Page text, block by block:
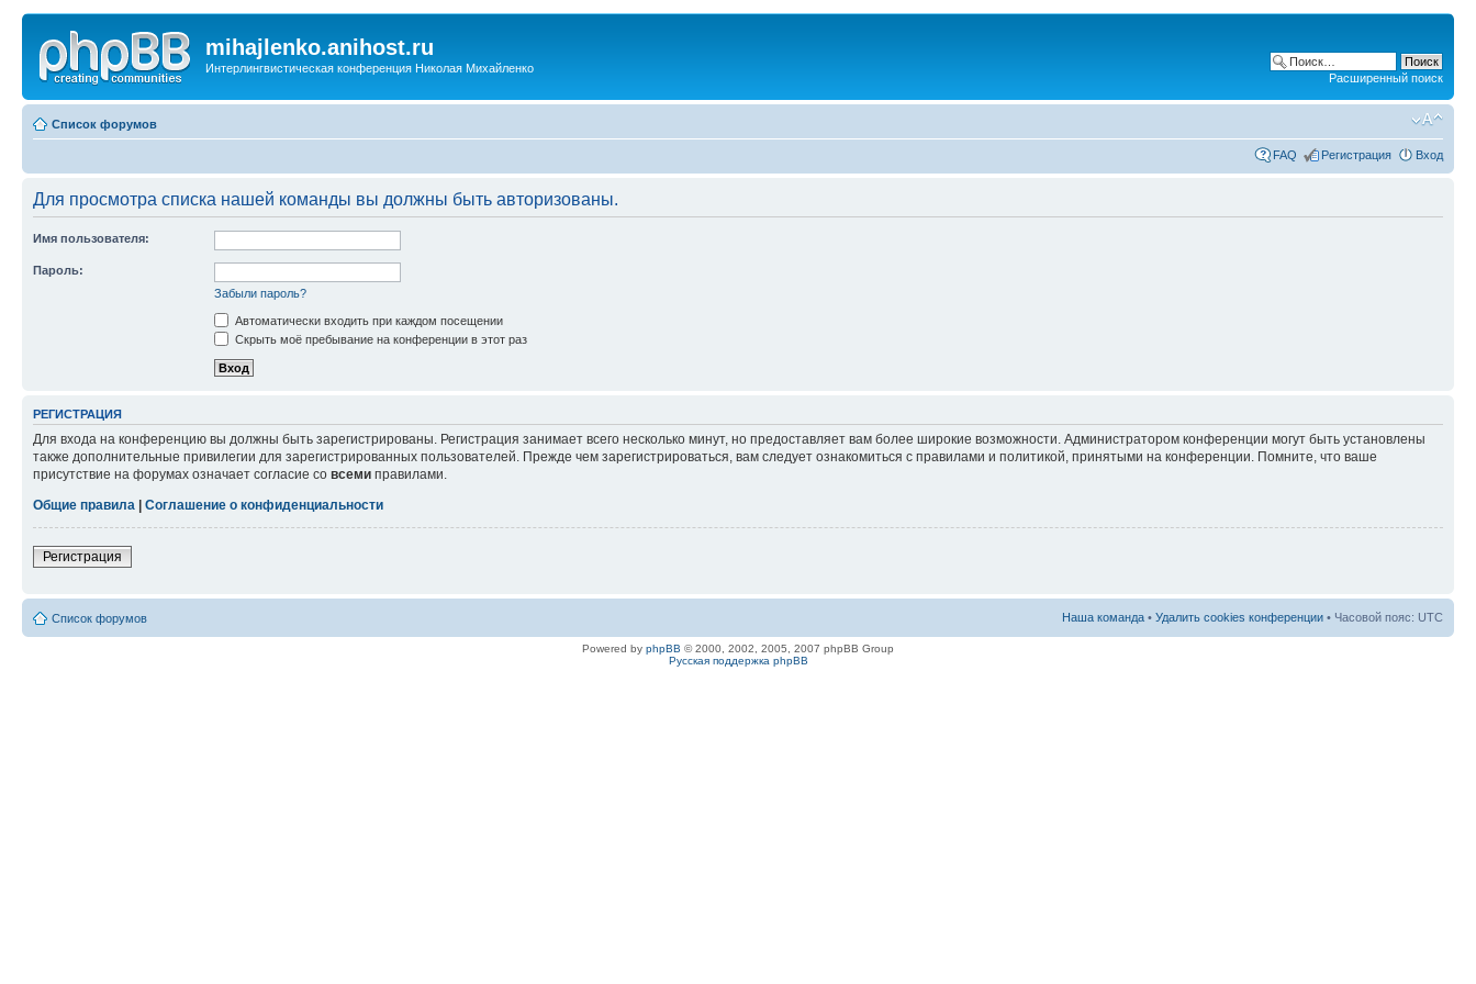
mihajlenko.anihost.ru
Интерлингвистическая конференция Николая Михайленко
Расширенный поиск
Список форумов
FAQ Регистрация Вход
Для просмотра списка нашей команды вы должны быть авторизованы.
Имя пользователя:
Пароль:
Забыли пароль?
Автоматически входить при каждом посещении
Скрыть моё пребывание на конференции в этот раз
РЕГИСТРАЦИЯ
Для входа на конференцию вы должны быть зарегистрированы. Регистрация занимает всего несколько минут, но предоставляет вам более широкие возможности. Администратором конференции могут быть установлены
также дополнительные привилегии для зарегистрированных пользователей. Прежде чем зарегистрироваться, вам следует ознакомиться с правилами и политикой, принятыми на конференции. Помните, что ваше
присутствие на форумах означает согласие со всеми правилами.
Общие правила
Соглашение о конфиденциальности
Регистрация
Список форумов Наша команда • Удалить cookies конференции • Часовой пояс: UTC
Powered by phpBB © 2000, 2002, 2005, 2007 phpBB Group
Русская поддержка phpBB